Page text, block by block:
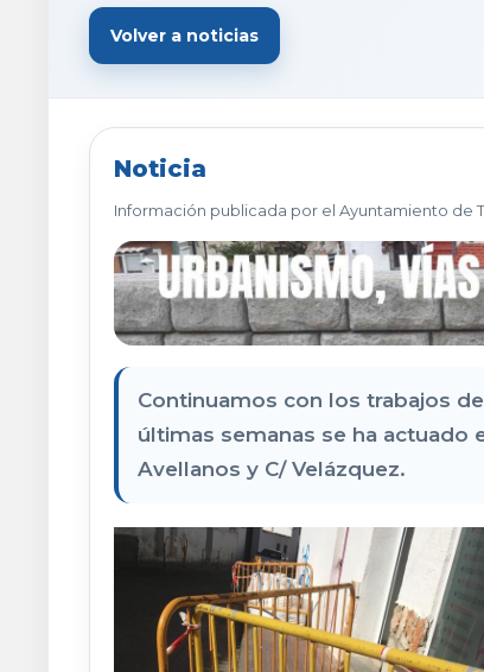
Volver a noticias
Noticia
Información publicada por el Ayuntamiento de
Continuamos con los trabajos
últimas semanas se ha actuado
Avellanos y C/ Velázquez.